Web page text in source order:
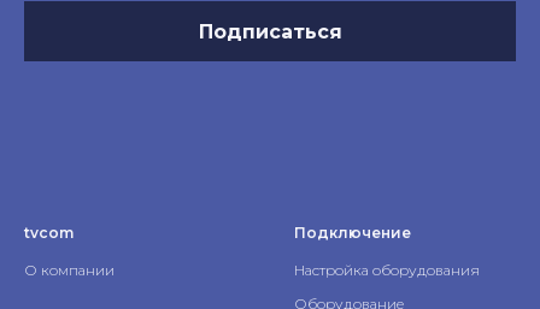
Подписаться
tvcom
О компании
Подключение
Настройка оборудования
Оборудование